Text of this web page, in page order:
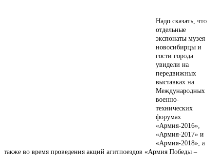
Надо сказать, что
отдельные
экспонаты музея
новосибирцы и
гости города
увидели на
передвижных
выставках на
Международных
военно-
технических
форумах
«Армия-2016»,
«Армия-2017» и
«Армия-2018», а
также во время проведения акций агитпоездов «Армия Победы –